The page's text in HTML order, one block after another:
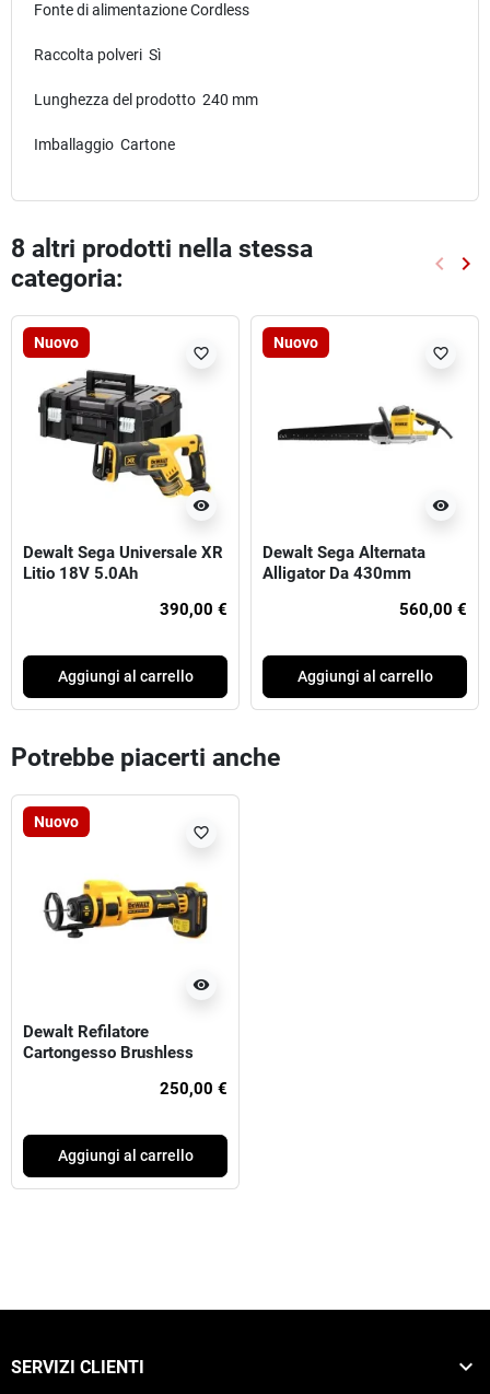
Fonte di alimentazione Cordless
Raccolta polveri Sì
Lunghezza del prodotto 240 mm
Imballaggio Cartone
8 altri prodotti nella stessa
categoria:
keyboard_arrow_left keyboard_arrow_right
Nuovo
visibility
favorite_border
Dewalt Sega Universale XR
Litio 18V 5.0Ah
390,00 €
Aggiungi al carrello
Nuovo
visibility
favorite_border
Dewalt Sega Alternata
Alligator Da 430mm
560,00 €
Aggiungi al carrello
Potrebbe piacerti anche
Nuovo
visibility
favorite_border
Dewalt Refilatore
Cartongesso Brushless
250,00 €
Aggiungi al carrello
SERVIZI CLIENTI 